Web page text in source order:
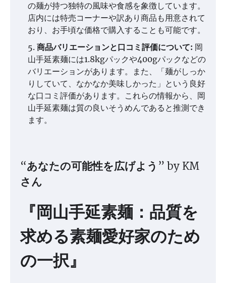
の麺が持つ独特の風味や食感を象徴しています。
店内には特売コーナーや訳あり商品も用意されて
おり、お手頃な価格で購入することも可能です。
商品バリエーションと口コミ評価について: 岡
山手延素麺には1.8kgパックや400gパックなどの
バリエーションがあります。また、「麺がしっか
りしていて、なかなか美味しかった」という良好
な口コミ評価があります。これらの情報から、岡
山手延素麺は質の良いそうめんであると推測でき
ます。
“あなたの可能性を広げよう” by KM
さん
『岡山手延素麺：品質を
求める素麺愛好家のため
の一択』